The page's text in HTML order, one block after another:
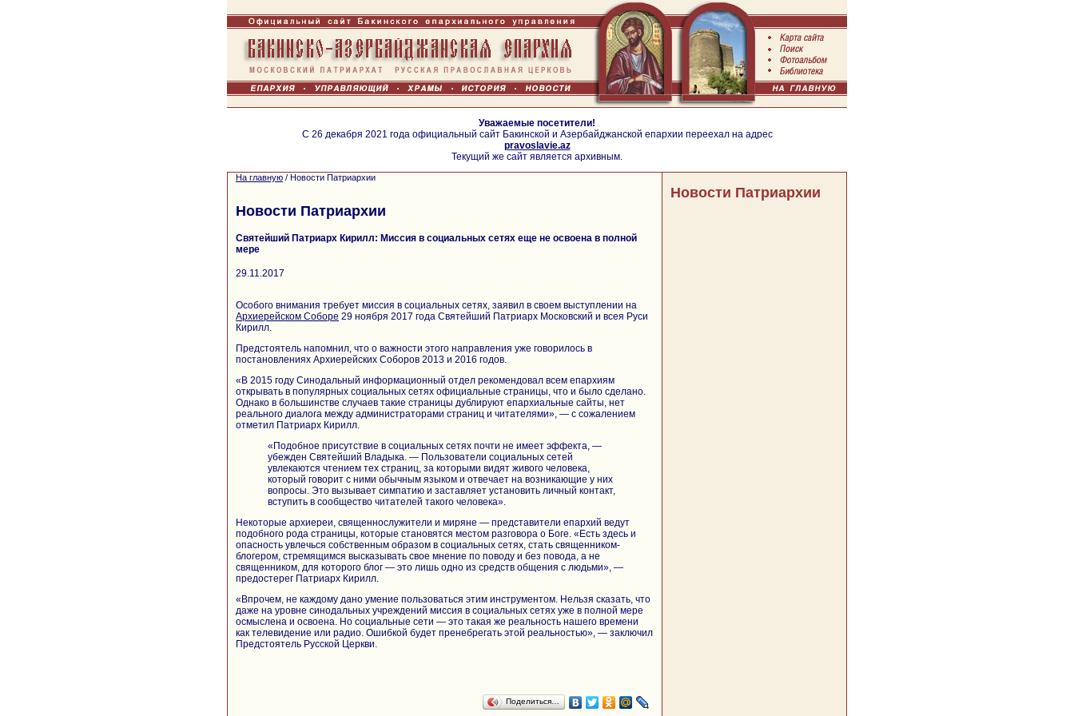
Уважаемые посетители!
С 26 декабря 2021 года официальный сайт Бакинской и Азербайджанской епархии переехал на адрес
pravoslavie.az
Текущий же сайт является архивным.
На главную / Новости Патриархии
Новости Патриархии
Святейший Патриарх Кирилл: Миссия в социальных сетях еще не освоена в полной
мере
29.11.2017
Особого внимания требует миссия в социальных сетях, заявил в своем выступлении на
Архиерейском Соборе 29 ноября 2017 года Святейший Патриарх Московский и всея Руси
Кирилл.
Предстоятель напомнил, что о важности этого направления уже говорилось в
постановлениях Архиерейских Соборов 2013 и 2016 годов.
«В 2015 году Синодальный информационный отдел рекомендовал всем епархиям
открывать в популярных социальных сетях официальные страницы, что и было сделано.
Однако в большинстве случаев такие страницы дублируют епархиальные сайты, нет
реального диалога между администраторами страниц и читателями», — с сожалением
отметил Патриарх Кирилл.
«Подобное присутствие в социальных сетях почти не имеет эффекта, —
убежден Святейший Владыка. — Пользователи социальных сетей
увлекаются чтением тех страниц, за которыми видят живого человека,
который говорит с ними обычным языком и отвечает на возникающие у них
вопросы. Это вызывает симпатию и заставляет установить личный контакт,
вступить в сообщество читателей такого человека».
Некоторые архиереи, священнослужители и миряне — представители епархий ведут
подобного рода страницы, которые становятся местом разговора о Боге. «Есть здесь и
опасность увлечься собственным образом в социальных сетях, стать священником-
блогером, стремящимся высказывать свое мнение по поводу и без повода, а не
священником, для которого блог — это лишь одно из средств общения с людьми», —
предостерег Патриарх Кирилл.
«Впрочем, не каждому дано умение пользоваться этим инструментом. Нельзя сказать, что
даже на уровне синодальных учреждений миссия в социальных сетях уже в полной мере
осмыслена и освоена. Но социальные сети — это такая же реальность нашего времени
как телевидение или радио. Ошибкой будет пренебрегать этой реальностью», — заключил
Предстоятель Русской Церкви.
Поделиться…
Новости Патриархии